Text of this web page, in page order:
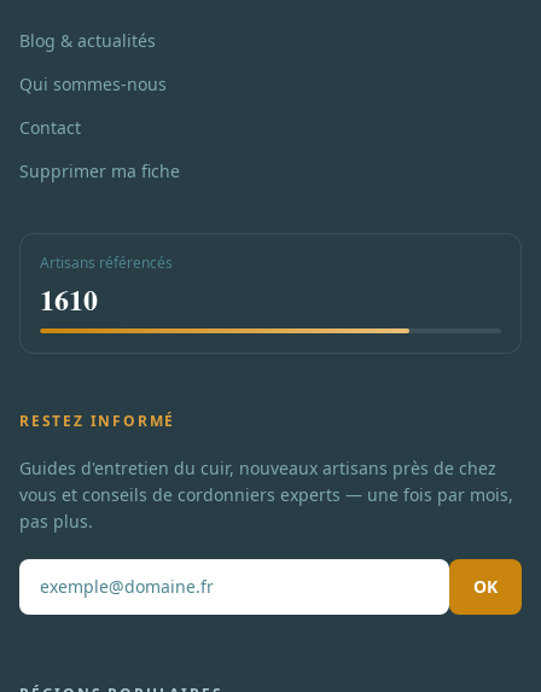
Blog & actualités
Qui sommes-nous
Contact
Supprimer ma fiche
Artisans référencés
1610
RESTEZ INFORMÉ
Guides d'entretien du cuir, nouveaux artisans près de chez
vous et conseils de cordonniers experts — une fois par mois,
pas plus.
OK